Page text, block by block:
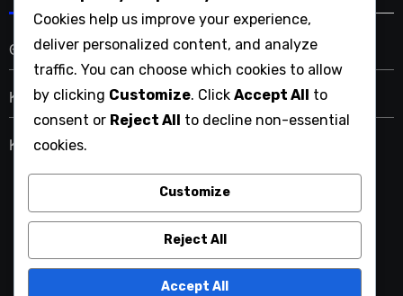
Θέσεις Γηπέδου στο Διπλό
Κανόνες Σερβιρίσματος στο Διπλό Τένις
Κανόνες Σκοραρίσματος Διπλών
digichess.gr
Cookies help us improve your experience,
deliver personalized content, and analyze
traffic. You can choose which cookies to allow
by clicking Customize. Click Accept All to
consent or Reject All to decline non-essential
cookies.
Customize
Reject All
Accept All